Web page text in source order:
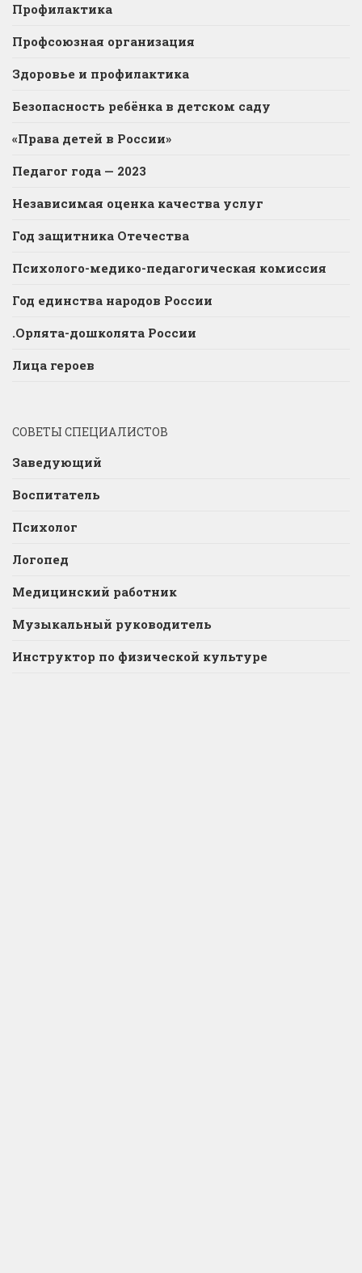
Профилактика
Профсоюзная организация
Здоровье и профилактика
Безопасность ребёнка в детском саду
«Права детей в России»
Педагог года — 2023
Независимая оценка качества услуг
Год защитника Отечества
Психолого-медико-педагогическая комиссия
Год единства народов России
.Орлята-дошколята России
Лица героев
СОВЕТЫ СПЕЦИАЛИСТОВ
Заведующий
Воспитатель
Психолог
Логопед
Медицинский работник
Музыкальный руководитель
Инструктор по физической культуре